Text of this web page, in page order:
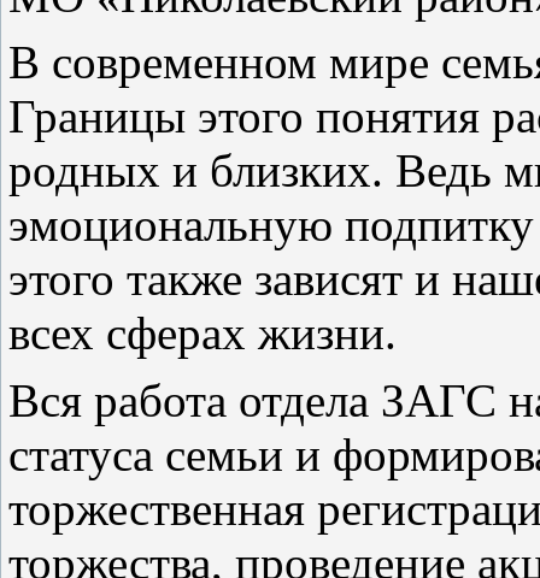
В современном мире
Границы этого понятия
родных и близких. Ведь
эмоциональную подпитку
этого также зависят и
всех сферах жизни.
Вся работа отдела ЗАГС
статуса семьи и
торжественная
торжества, проведение